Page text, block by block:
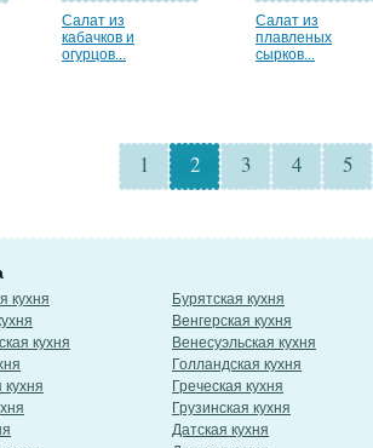
Салат из
кабачков и
огурцов...
Салат из
плавленых
сырков...
1 2 3 4 5
кухня
кухня
Бурятская кухня
Венгерская кухня
Венесуэльская кухня
Голландская кухня
Греческая кухня
Грузинская кухня
Датская кухня